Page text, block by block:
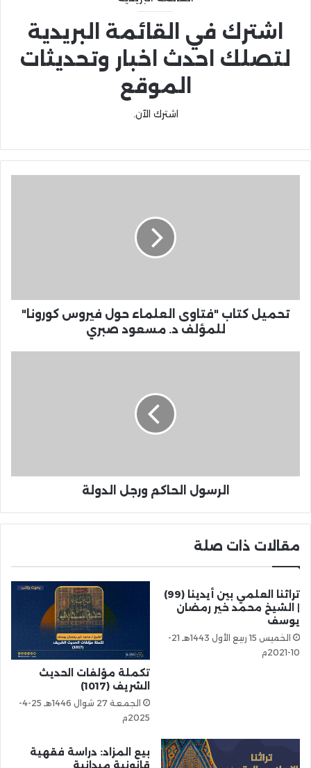
اشترك في القائمة البريدية
لتصلك احدث اخبار وتحديثات
الموقع
اشترك الآن.
تحميل كتاب "فتاوى العلماء حول فيروس كورونا"
للمؤلف د. مسعود صبري
الرسول الحاكم ورجل الدولة
مقالات ذات صلة
تراثنا العلمي بين أيدينا (99)
| الشيخ محمد خير رمضان
يوسف
الخميس 15 ربيع الأول 1443هـ 21-
10-2021م
تكملة مؤلفات الحديث
الشريف (1017)
الجمعة 27 شوال 1446هـ 25-4-
2025م
بيع المزاد: دراسة فقهية
قانونية ميدانية